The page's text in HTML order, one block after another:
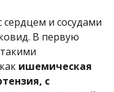
сердцем и сосудами
В первую
ишемическая
с